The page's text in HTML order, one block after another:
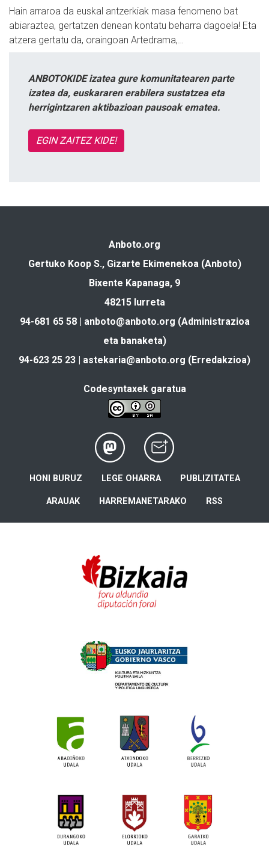
Hain arraroa da euskal antzerkiak masa fenomeno bat
abiaraztea, gertatzen denean kontatu beharra dagoela! Eta
atzera gertatu da, oraingoan Artedrama,…
ANBOTOKIDE izatea gure komunitatearen parte
izatea da, euskararen erabilera sustatzea eta
herrigintzaren aktibazioan pausoak ematea.
EGIN ZAITEZ KIDE!
Anboto.org
Gertuko Koop S., Gizarte Ekimenekoa (Anboto)
Bixente Kapanaga, 9
48215 Iurreta
94-681 65 58 | anboto@anboto.org (Administrazioa
eta banaketa)
94-623 25 23 | astekaria@anboto.org (Erredakzioa)
Codesyntaxek garatua
HONI BURUZ LEGE OHARRA PUBLIZITATEA
ARAUAK HARREMANETARAKO RSS